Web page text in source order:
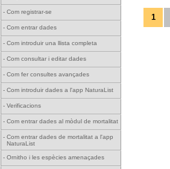
- Com registrar-se
- Com entrar dades
- Com introduir una llista completa
- Com consultar i editar dades
- Com fer consultes avançades
- Com introduir dades a l'app NaturaList
- Verificacions
- Com entrar dades al mòdul de mortalitat
- Com entrar dades de mortalitat a l'app
NaturaList
- Ornitho i les espècies amenaçades
1